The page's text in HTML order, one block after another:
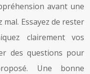
avant une
Essayez de rester
clairement vos
des questions pour
Une bonne